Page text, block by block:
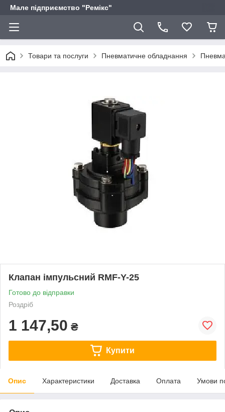
Мале підприємство "Ремікс"
Товари та послуги Пневматичне обладнання
Клапан імпульсний RMF-Y-25
Готово до відправки
Роздріб
1 147,50 ₴
Купити
Опис Характеристики Доставка Оплата Умови